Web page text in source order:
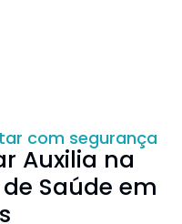
com segurança
Auxilia na
Saúde em